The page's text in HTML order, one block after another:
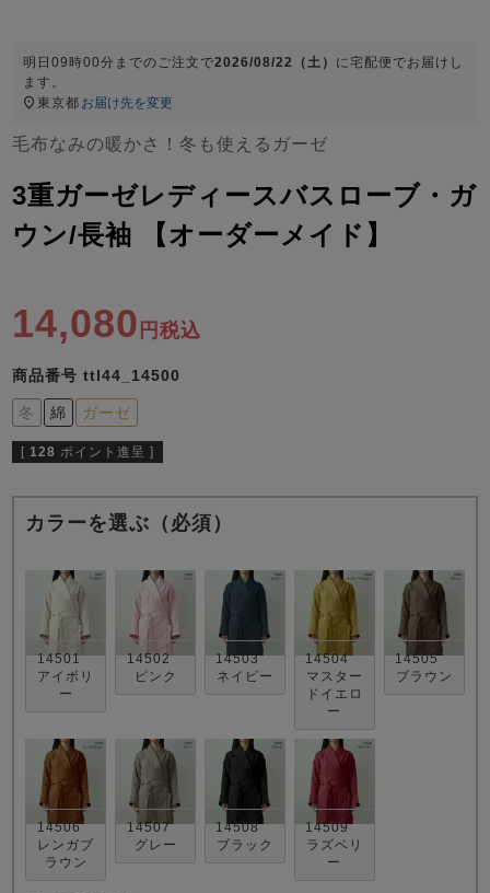
すべての季節のパジャマ一覧はこちら
すべてのキッ
パジャマ
き
り
ボーイズ半袖
ガールズ
上着
単品
ガールズズボ
ン単品
売れ筋ランキング
- Item Ranking -
新着商品
- New Arrival -
すべてのデザインのパジャマ一覧はこちら
明日09時00分 までのご注文で2026/08/22（土） に宅配便 でお届けし
ます。
東京都 お届け先を変更
毛布なみの暖かさ！冬も使えるガーゼ
3重ガーゼレディースバスローブ・ガ
ウン/長袖 【オーダーメイド】
14,080 税込
商品番号 ttl44_14500
冬 綿 ガーゼ
[ 128 ポイント進呈 ]
カラーを選ぶ（必須）
14501
アイボリ
ー
14502
ピンク
14503
ネイビー
14504
マスター
ドイエロ
ー
14505
ブラウン
14506
レンガブ
ラウン
14507
グレー
14508
ブラック
14509
ラズベリ
ー